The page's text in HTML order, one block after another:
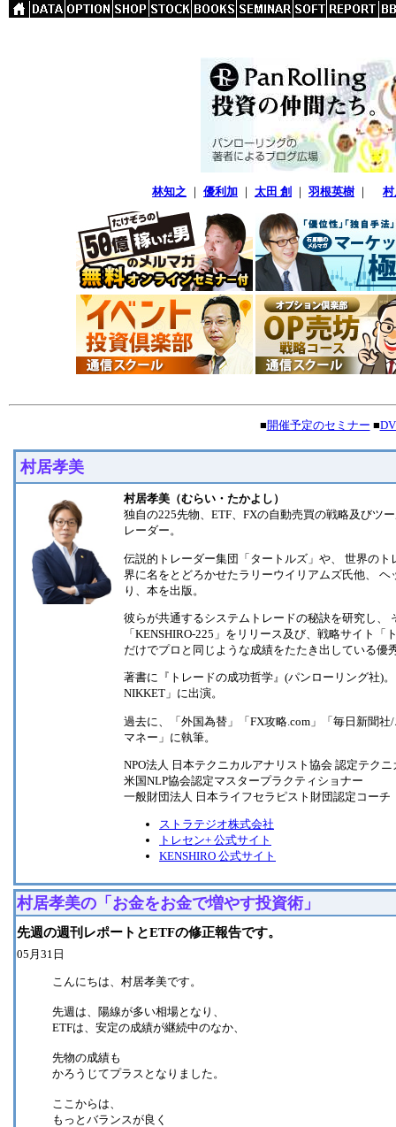
林知之 ｜ 優利加 ｜ 太田 創 ｜ 羽根英樹 ｜
■開催予定のセミナー ■
村居孝美
村居孝美（むらい・たかよし）
独自の225先物、ETF、FXの自動売買の戦略及びツ
レーダー。
伝説的トレーダー集団「タートルズ」や、 世界の
界に名をとどろかせたラリーウイリアムズ氏他、
り、本を出版。
彼らが共通するシステムトレードの秘訣を研究し、
「KENSHIRO-225」をリリース及び、戦略サイト
だけでプロと同じような成績をたたき出している
著書に『トレードの成功哲学』(パンローリング社)
NIKKET」に出演。
過去に、「外国為替」「FX攻略.com」「毎日新聞
マネー」に執筆。
NPO法人 日本テクニカルアナリスト協会 認定テク
米国NLP協会認定マスタープラクティショナー
一般財団法人 日本ライフセラピスト財団認定コーチ
ストラテジオ株式会社
トレセン+ 公式サイト
KENSHIRO 公式サイト
村居孝美の「お金をお金で増やす投資術」
先週の週刊レポートとETFの修正報告です。
05月31日
こんにちは、村居孝美です。
先週は、陽線が多い相場となり、
ETFは、安定の成績が継続中のなか、
先物の成績も
かろうじてプラスとなりました。
ここからは、
もっとバランスが良く